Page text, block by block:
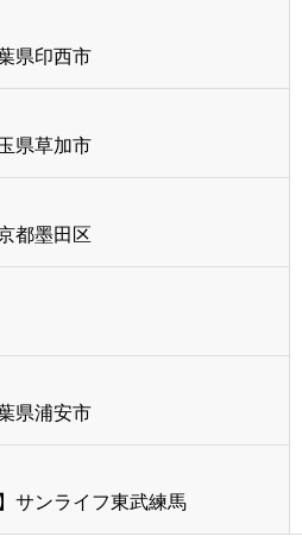
県印西市
県草加市
都墨田区
県浦安市
サンライフ東武練馬